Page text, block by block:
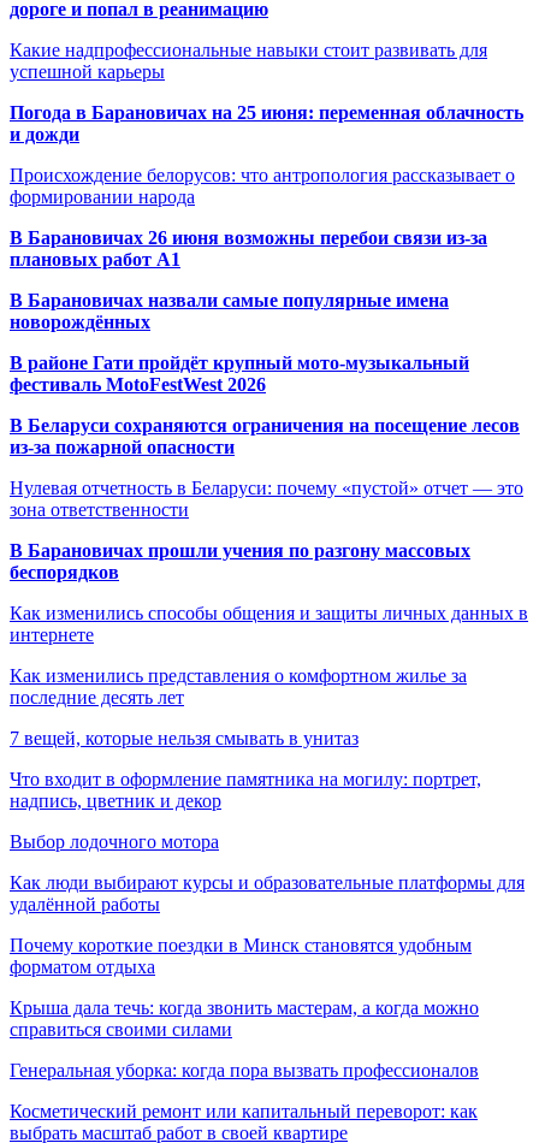
дороге и попал в реанимацию
Какие надпрофессиональные навыки стоит развивать для
успешной карьеры
Погода в Барановичах на 25 июня: переменная облачность
и дожди
Происхождение белорусов: что антропология рассказывает о
формировании народа
В Барановичах 26 июня возможны перебои связи из-за
плановых работ A1
В Барановичах назвали самые популярные имена
новорождённых
В районе Гати пройдёт крупный мото-музыкальный
фестиваль MotoFestWest 2026
В Беларуси сохраняются ограничения на посещение лесов
из-за пожарной опасности
Нулевая отчетность в Беларуси: почему «пустой» отчет — это
зона ответственности
В Барановичах прошли учения по разгону массовых
беспорядков
Как изменились способы общения и защиты личных данных в
интернете
Как изменились представления о комфортном жилье за
последние десять лет
7 вещей, которые нельзя смывать в унитаз
Что входит в оформление памятника на могилу: портрет,
надпись, цветник и декор
Выбор лодочного мотора
Как люди выбирают курсы и образовательные платформы для
удалённой работы
Почему короткие поездки в Минск становятся удобным
форматом отдыха
Крыша дала течь: когда звонить мастерам, а когда можно
справиться своими силами
Генеральная уборка: когда пора вызвать профессионалов
Косметический ремонт или капитальный переворот: как
выбрать масштаб работ в своей квартире